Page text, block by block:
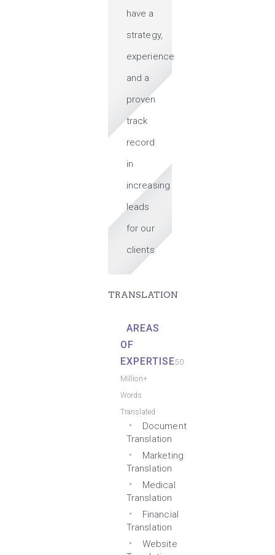
have a
strategy,
experience
and a
proven
track
record
in
increasing
leads
for our
clients
TRANSLATION
AREAS
OF
EXPERTISE50
Million+
Words
Translated
Document
Translation
Marketing
Translation
Medical
Translation
Financial
Translation
Website